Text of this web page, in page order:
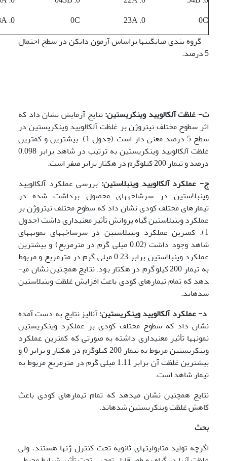
0C
0. 23A
0C
0. 018A
گروه بندی میانگینها براساس آزمون دانکن در سطح احتمال
5 درصد.
ت- غلظت آلکالویید وینکریستین:نتایج آزمایش نشان داد که
اثر سطوح مختلف نیتروژن بر غلظت آلکالویید وین­کریستین در
سطح 5 درصد معنی دار است (جدول 1). بیشترین و کمترین
غلظت آلکالویید وینکریستین به ترتیب در شاهد برابر 0.098
درصد و تیمار 200 کیلوگرم در هکتار برابر صفر است.
ج- عملکرد آلکالویید وینبلاستین: بررسی عملکرد آلکالویید
وینبلاستین در سرشاخه­های محصول برداشت شده در
تیمارهای مختلف کودی نشان داد که سطوح مختلف نیتروژن بر
عملکرد وینبلاستین گیاه پروانش تأثیر معنی­داری داشت (جدول
1). کمترین عملکرد وینبلاستین در سرشاخه­های نمونه­های
شاهد وجود داشت (0.02 میلی گرم در مترمربع) و بیشترین
عملکرد وینبلاستین برابر 0.23 میلی گرم در مترمربع و مربوط
به تیمار 200 کیلوگرم در هکتار بود. نتایج همچنین نشان می­
دهد که تمام تیمارهای کودی باعث افزایش غلظت وینبلاستین
شده­اند.
د- عملکرد آلکالویید وینکریستین:آنالیز نتایج به دست آمده
نشان داد که سطوح مختلف کودی بر عملکرد وینکریستین
نمونه­ها تأثیر معنی­داری داشته به صورتی که کمترین عملکرد
وینکریستین مربوط به تیمار 200 کیلوگرم در هکتار و برابر 0 و
بیشترین غلظت آن برابر 1.11 میلی گرم در مترمربع مربوط به
تیمار شاهد است.
نتایج همچنین نشان می­دهد که تمام تیمارهای کودی باعث
کاهش غلظت وینکریستین شده­اند.
بحث
اگرچه تولید متابولیت­های ثانویه تحت کنترل ژنها هستند، ولی